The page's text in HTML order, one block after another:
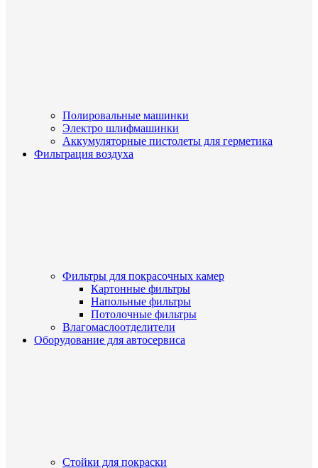
Полировальные машинки
Электро шлифмашинки
Аккумуляторные пистолеты для герметика
Фильтрация воздуха
Фильтры для покрасочных камер
Картонные фильтры
Напольные фильтры
Потолочные фильтры
Влагомаслоотделители
Оборудование для автосервиса
Стойки для покраски